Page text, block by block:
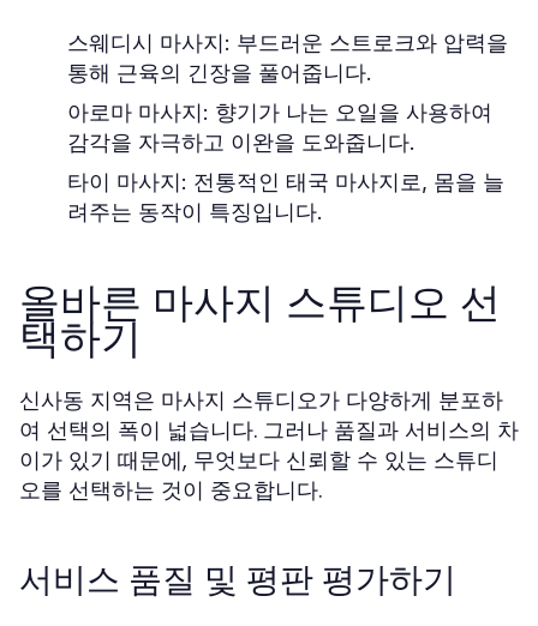
스웨디시 마사지: 부드러운 스트로크와 압력을
통해 근육의 긴장을 풀어줍니다.
아로마 마사지: 향기가 나는 오일을 사용하여
감각을 자극하고 이완을 도와줍니다.
타이 마사지: 전통적인 태국 마사지로, 몸을 늘
려주는 동작이 특징입니다.
올바른 마사지 스튜디오 선
택하기
신사동 지역은 마사지 스튜디오가 다양하게 분포하
여 선택의 폭이 넓습니다. 그러나 품질과 서비스의 차
이가 있기 때문에, 무엇보다 신뢰할 수 있는 스튜디
오를 선택하는 것이 중요합니다.
서비스 품질 및 평판 평가하기